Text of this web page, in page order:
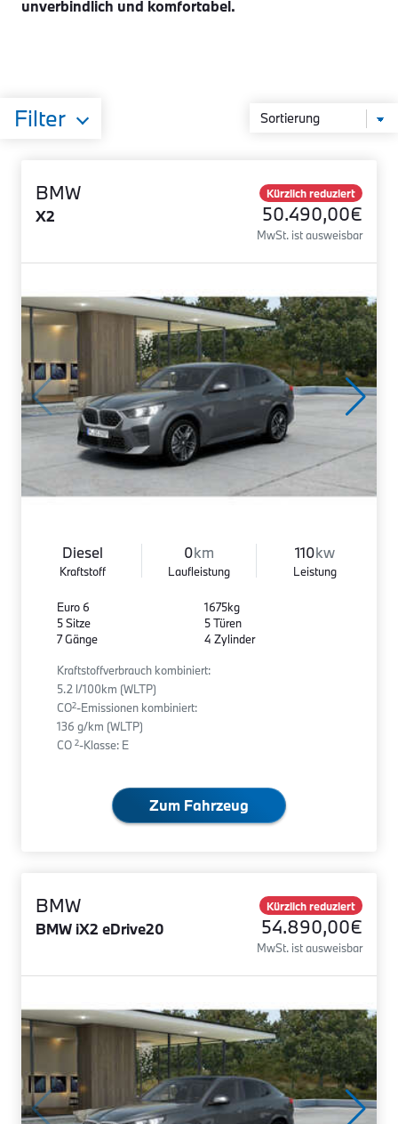
unverbindlich und komfortabel.
Filter
BMW
X2
Kürzlich reduziert
50.490,00€
MwSt. ist ausweisbar
Diesel
Kraftstoff
0km
Laufleistung
110kw
Leistung
Euro 6
5 Sitze
7 Gänge
1675kg
5 Türen
4 Zylinder
Kraftstoffverbrauch kombiniert:
5.2 l/100km (WLTP)
CO2-Emissionen kombiniert:
136 g/km (WLTP)
CO 2-Klasse: E
Zum Fahrzeug
BMW
BMW iX2 eDrive20
Kürzlich reduziert
54.890,00€
MwSt. ist ausweisbar